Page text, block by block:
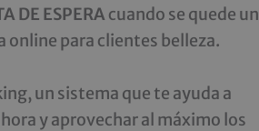
DE ESPERA cuando se quede un
para clientes belleza.
un sistema que te ayuda a
y aprovechar al máximo los